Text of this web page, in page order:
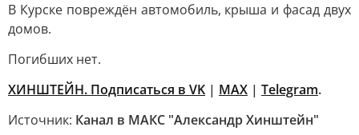
В Курске повреждён автомобиль, крыша и фасад двух
домов.
Погибших нет.
ХИНШТЕЙН. Подписаться в VK | MAX | Telegram.
Источник: Канал в МАКС "Александр Хинштейн"